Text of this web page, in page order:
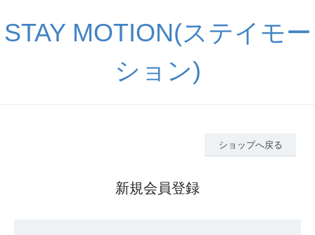
STAY MOTION(ステイモー
ション)
ショップへ戻る
新規会員登録